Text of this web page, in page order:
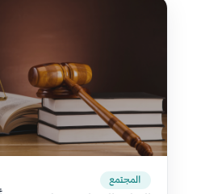
المجتمع